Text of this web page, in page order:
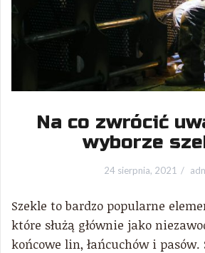
Na co zwrócić
wyborze
24 sierpnia, 2021
Szekle to bardzo popularne
które służą głównie jako
końcowe lin, łańcuchów i pasów.